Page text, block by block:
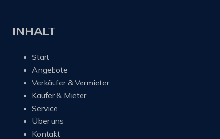
INHALT
Start
Angebote
Verkäufer & Vermieter
Käufer & Mieter
Service
Über uns
Kontakt